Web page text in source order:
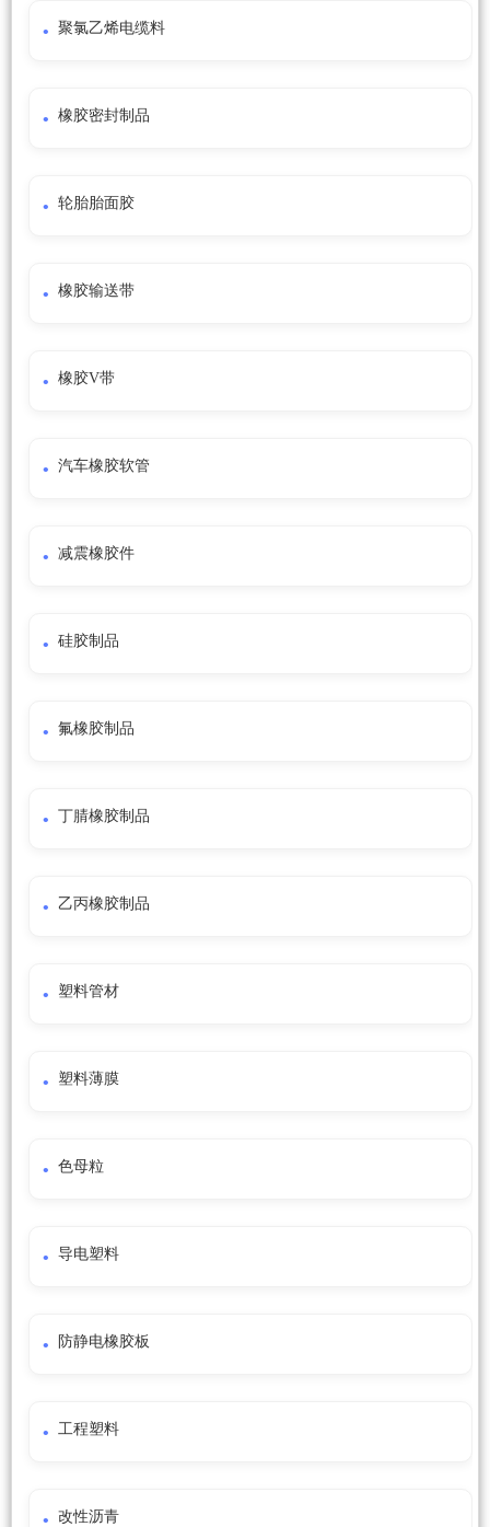
聚氯乙烯电缆料
橡胶密封制品
轮胎胎面胶
橡胶输送带
橡胶V带
汽车橡胶软管
减震橡胶件
硅胶制品
氟橡胶制品
丁腈橡胶制品
乙丙橡胶制品
塑料管材
塑料薄膜
色母粒
导电塑料
防静电橡胶板
工程塑料
改性沥青